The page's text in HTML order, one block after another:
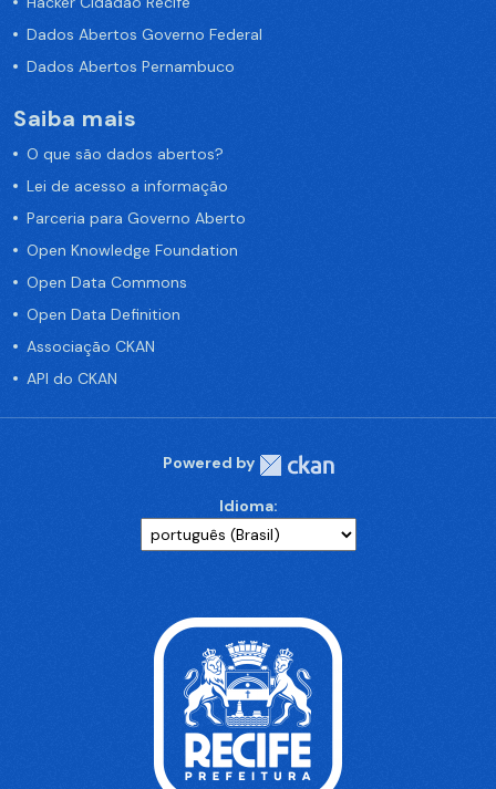
Dados Abertos Governo Federal
Dados Abertos Pernambuco
Saiba mais
O que são dados abertos?
Lei de acesso a informação
Parceria para Governo Aberto
Open Knowledge Foundation
Open Data Commons
Open Data Definition
Associação CKAN
API do CKAN
Powered by
Idioma